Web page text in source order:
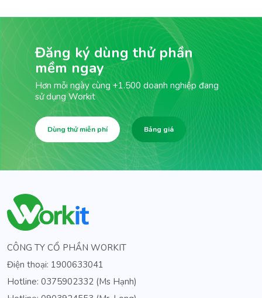
Đăng ký dùng thử phần
mềm ngay
Hơn mỗi ngày cùng +1.500 doanh nghiệp đang
sử dụng Workit
Dùng thử miễn phí Bảng giá
CÔNG TY CỔ PHẦN WORKIT
Điện thoại: 1900633041
Hotline: 0375902332 (Ms Hạnh)